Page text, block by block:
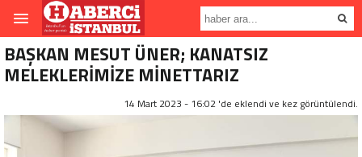
BAŞKAN MESUT ÜNER; KANATSIZ
MELEKLERİMİZE MİNETTARIZ
14 Mart 2023 - 16:02 'de eklendi ve kez görüntülendi.